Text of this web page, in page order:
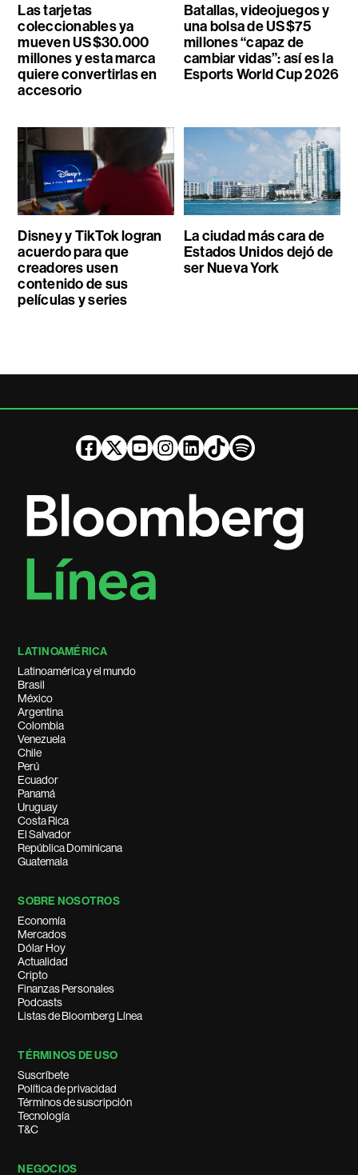
Las tarjetas
coleccionables ya
mueven US$30.000
millones y esta marca
quiere convertirlas en
accesorio
Batallas, videojuegos y
una bolsa de US$75
millones “capaz de
cambiar vidas”: así es la
Esports World Cup 2026
Disney y TikTok logran
acuerdo para que
creadores usen
contenido de sus
películas y series
La ciudad más cara de
Estados Unidos dejó de
ser Nueva York
LATINOAMÉRICA
Latinoamérica y el mundo
Brasil
México
Argentina
Colombia
Venezuela
Chile
Perú
Ecuador
Panamá
Uruguay
Costa Rica
El Salvador
República Dominicana
Guatemala
SOBRE NOSOTROS
Economía
Mercados
Dólar Hoy
Actualidad
Cripto
Finanzas Personales
Podcasts
Listas de Bloomberg Línea
TÉRMINOS DE USO
Suscríbete
Política de privacidad
Términos de suscripción
Tecnología
T&C
NEGOCIOS